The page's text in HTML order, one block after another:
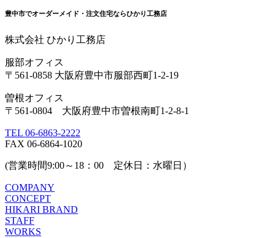
豊中市でオーダーメイド・注文住宅ならひかり工務店
株式会社 ひかり工務店
服部オフィス
〒561-0858 大阪府豊中市服部西町1-2-19
曽根オフィス
〒561-0804 大阪府豊中市曽根南町1-2-8-1
TEL 06-6863-2222
FAX 06-6864-1020
(営業時間9:00～18：00 定休日：水曜日）
COMPANY
CONCEPT
HIKARI BRAND
STAFF
WORKS